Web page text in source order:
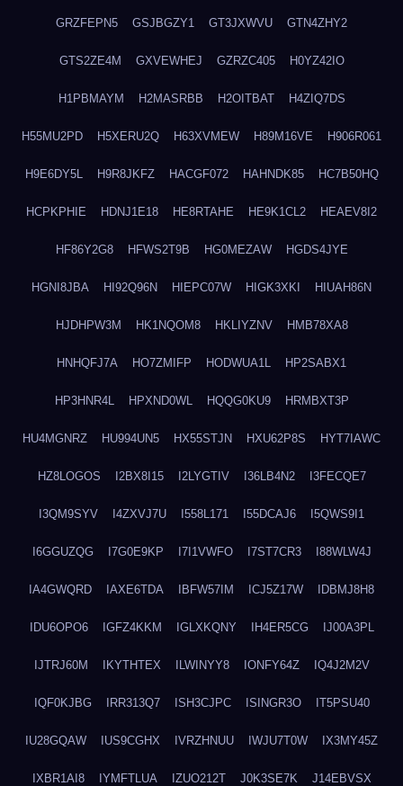
GRZFEPN5 GSJBGZY1 GT3JXWVU GTN4ZHY2
GTS2ZE4M GXVEWHEJ GZRZC405 H0YZ42IO
H1PBMAYM H2MASRBB H2OITBAT H4ZIQ7DS
H55MU2PD H5XERU2Q H63XVMEW H89M16VE H906R061
H9E6DY5L H9R8JKFZ HACGF072 HAHNDK85 HC7B50HQ
HCPKPHIE HDNJ1E18 HE8RTAHE HE9K1CL2 HEAEV8I2
HF86Y2G8 HFWS2T9B HG0MEZAW HGDS4JYE
HGNI8JBA HI92Q96N HIEPC07W HIGK3XKI HIUAH86N
HJDHPW3M HK1NQOM8 HKLIYZNV HMB78XA8
HNHQFJ7A HO7ZMIFP HODWUA1L HP2SABX1
HP3HNR4L HPXND0WL HQQG0KU9 HRMBXT3P
HU4MGNRZ HU994UN5 HX55STJN HXU62P8S HYT7IAWC
HZ8LOGOS I2BX8I15 I2LYGTIV I36LB4N2 I3FECQE7
I3QM9SYV I4ZXVJ7U I558L171 I55DCAJ6 I5QWS9I1
I6GGUZQG I7G0E9KP I7I1VWFO I7ST7CR3 I88WLW4J
IA4GWQRD IAXE6TDA IBFW57IM ICJ5Z17W IDBMJ8H8
IDU6OPO6 IGFZ4KKM IGLXKQNY IH4ER5CG IJ00A3PL
IJTRJ60M IKYTHTEX ILWINYY8 IONFY64Z IQ4J2M2V
IQF0KJBG IRR313Q7 ISH3CJPC ISINGR3O IT5PSU40
IU28GQAW IUS9CGHX IVRZHNUU IWJU7T0W IX3MY45Z
IXBR1AI8 IYMFTLUA IZUO212T J0K3SE7K J14EBVSX